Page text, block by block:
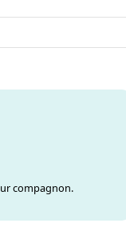
compagnon.